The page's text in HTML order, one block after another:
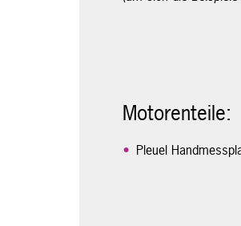
Motorenteile:
Pleuel